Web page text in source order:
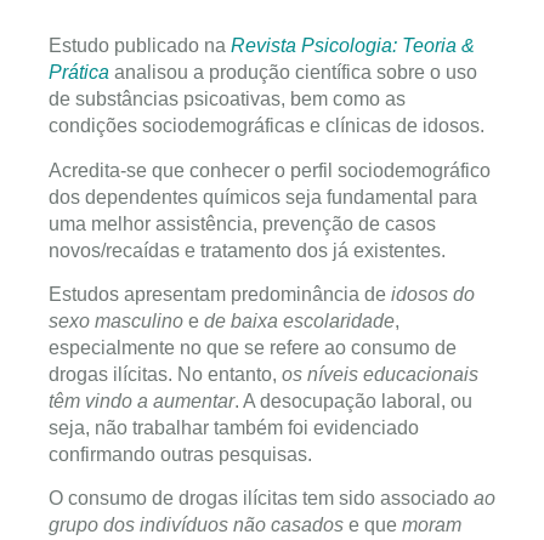
Estudo publicado na Revista Psicologia: Teoria &
Prática analisou a produção científica sobre o uso
de substâncias psicoativas, bem como as
condições sociodemográficas e clínicas de idosos.
Acredita-se que conhecer o perfil sociodemográfico
dos dependentes químicos seja fundamental para
uma melhor assistência, prevenção de casos
novos/recaídas e tratamento dos já existentes.
Estudos apresentam predominância de idosos do
sexo masculino e de baixa escolaridade,
especialmente no que se refere ao consumo de
drogas ilícitas. No entanto, os níveis educacionais
têm vindo a aumentar. A desocupação laboral, ou
seja, não trabalhar também foi evidenciado
confirmando outras pesquisas.
O consumo de drogas ilícitas tem sido associado ao
grupo dos indivíduos não casados e que moram